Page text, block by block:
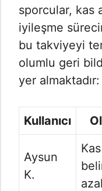
sporcular, kas
iyileşme
bu takviyeyi
olumlu geri
yer almaktadır:
Kullanıcı
Aysun
K.